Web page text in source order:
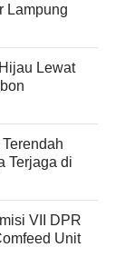
Lampung
Lewat
Terjaga di
VII DPR
Unit